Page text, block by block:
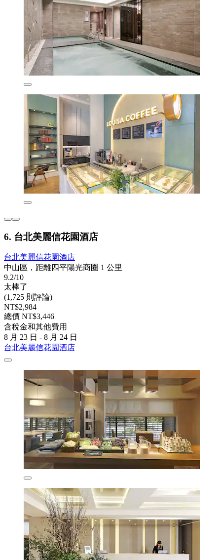
6. 台北美麗信花園酒店
台北美麗信花園酒店
中山區，距離四平陽光商圈 1 公里
9.2/10
太棒了
(1,725 則評論)
NT$2,984
總價 NT$3,446
含稅金和其他費用
8 月 23 日 - 8 月 24 日
台北美麗信花園酒店